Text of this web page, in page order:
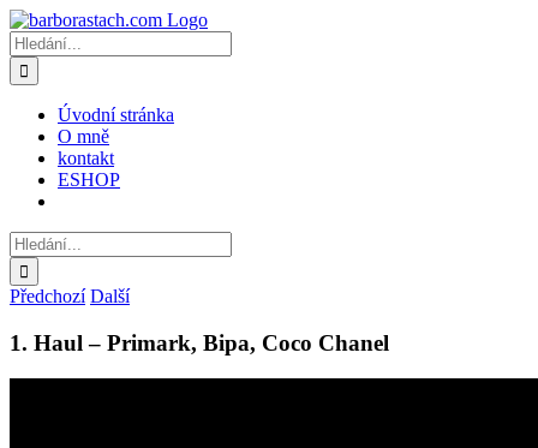
Přeskočit
na
obsah
Hledat:
Úvodní stránka
O mně
kontakt
ESHOP
Hledat:
Předchozí Další
1. Haul – Primark, Bipa, Coco Chanel